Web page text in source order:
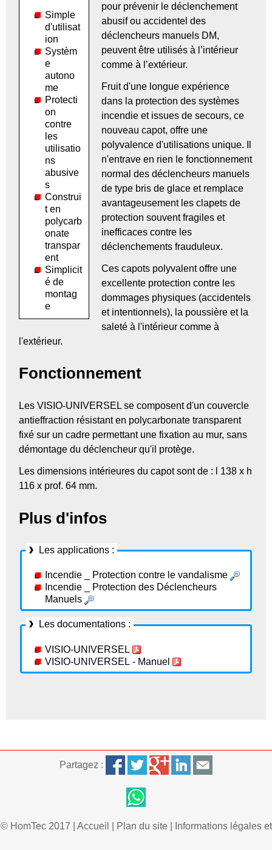
Simple
d'utilisat
ion
Systèm
e
autono
me
Protecti
on
contre
les
utilisatio
ns
abusive
s
Construi
t en
polycarb
onate
transpar
ent
Simplicit
é de
montag
e
pour prévenir le déclenchement
abusif ou accidentel des
déclencheurs manuels DM,
peuvent être utilisés à l’intérieur
comme à l’extérieur.
Fruit d'une longue expérience
dans la protection des systèmes
incendie et issues de secours, ce
nouveau capot, offre une
polyvalence d'utilisations unique. Il
n'entrave en rien le fonctionnement
normal des déclencheurs manuels
de type bris de glace et remplace
avantageusement les clapets de
protection souvent fragiles et
inefficaces contre les
déclenchements frauduleux.
Ces capots polyvalent offre une
excellente protection contre les
dommages physiques (accidentels
et intentionnels), la poussière et la
saleté à l'intérieur comme à
l'extérieur.
Fonctionnement
Les VISIO-UNIVERSEL se composent d'un couvercle
antieffraction résistant en polycarbonate transparent
fixé sur un cadre permettant une fixation au mur, sans
démontage du déclencheur qu'il protège.
Les dimensions intérieures du capot sont de : l 138 x h
116 x prof. 64 mm.
Plus d'infos
Les applications :
Incendie _ Protection contre le vandalisme
Incendie _ Protection des Déclencheurs
Manuels
Les documentations :
VISIO-UNIVERSEL
VISIO-UNIVERSEL - Manuel
Partagez :
© HomTec 2017 | Accueil Plan du site| Informations légales et